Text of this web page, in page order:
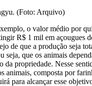
(Foto: Arquivo)
o valor médio por
R$ 1 mil em açougues
de que a produção seja
seja, que os animais
da propriedade. Nesse
animais, composta por
para alcançar esse